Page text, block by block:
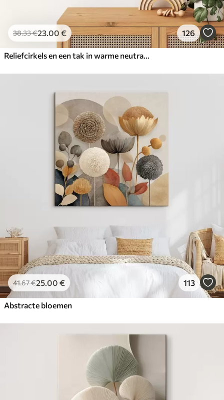
38.33€23.00 € 126
Reliefcirkels en een tak in warme neutrale tinten
41.67€25.00 € 113
Abstracte bloemen